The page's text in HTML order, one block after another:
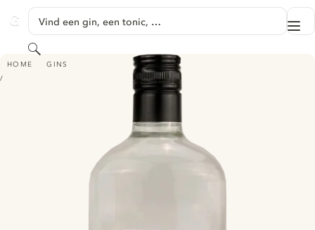
GINVENTORY
Vind een gin, een tonic, …
Zoeken
HOME GINS
GIN DOBRE